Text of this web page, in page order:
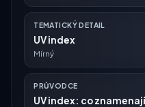
TEMATICKÝ DETAIL
UV index
Mírný
PRŮVODCE
UV index: co